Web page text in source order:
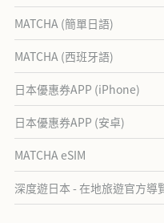
MATCHA (簡單日語)
MATCHA (西班牙語)
日本優惠券APP (iPhone)
日本優惠券APP (安卓)
MATCHA eSIM
深度遊日本 - 在地旅遊官方導